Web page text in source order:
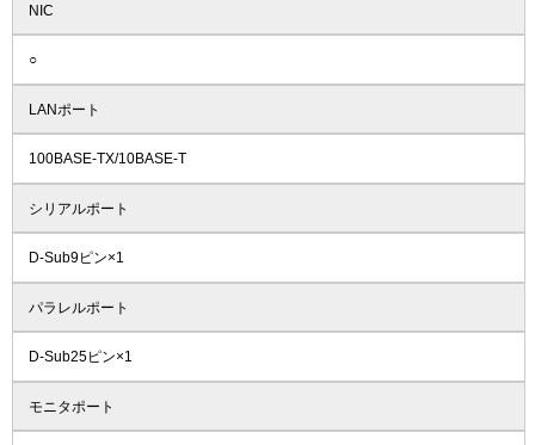
NIC
○
LANポート
100BASE-TX/10BASE-T
シリアルポート
D-Sub9ピン×1
パラレルポート
D-Sub25ピン×1
モニタポート